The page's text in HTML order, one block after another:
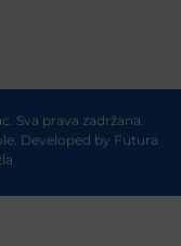
Sva prava zadržana.
Developed by Futura